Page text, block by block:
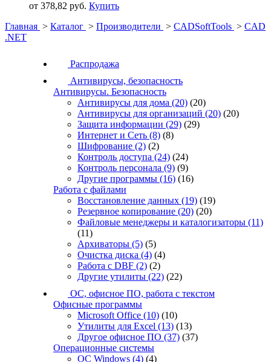
от 378,82 руб. Купить
Главная > Каталог > Производители > CADSoftTools > CAD
.NET
Распродажа
Антивирусы, безопасность
Антивирусы. Безопасность
Антивирусы для дома (20) (20)
Антивирусы для организаций (20) (20)
Защита информации (29) (29)
Интернет и Сеть (8) (8)
Шифрование (2) (2)
Контроль доступа (24) (24)
Контроль персонала (9) (9)
Другие программы (16) (16)
Работа с файлами
Восстановление данных (19) (19)
Резервное копирование (20) (20)
Файловые менеджеры и каталогизаторы (11)
(11)
Архиваторы (5) (5)
Очистка диска (4) (4)
Работа с DBF (2) (2)
Другие утилиты (22) (22)
ОС, офисное ПО, работа с текстом
Офисные программы
Microsoft Office (10) (10)
Утилиты для Excel (13) (13)
Другое офисное ПО (37) (37)
Операционные системы
ОС Windows (4) (4)